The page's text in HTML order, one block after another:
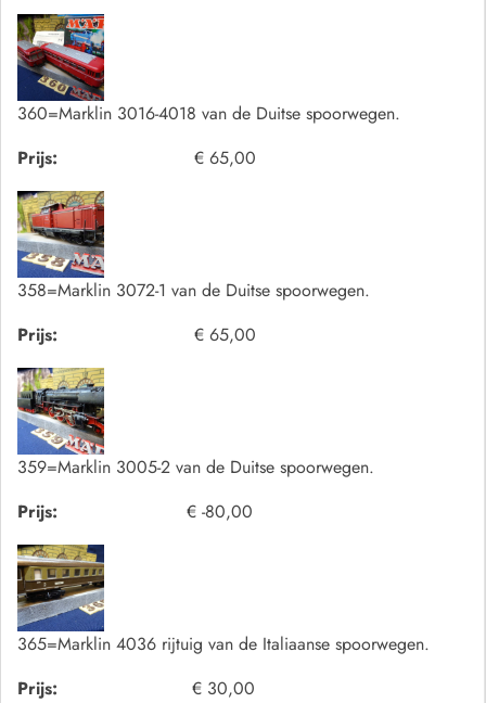
360=Marklin 3016-4018 van de Duitse spoorwegen.
Prijs:
€ 65,00
358=Marklin 3072-1 van de Duitse spoorwegen.
Prijs:
€ 65,00
359=Marklin 3005-2 van de Duitse spoorwegen.
Prijs:
€ -80,00
365=Marklin 4036 rijtuig van de Italiaanse spoorwegen.
Prijs:
€ 30,00